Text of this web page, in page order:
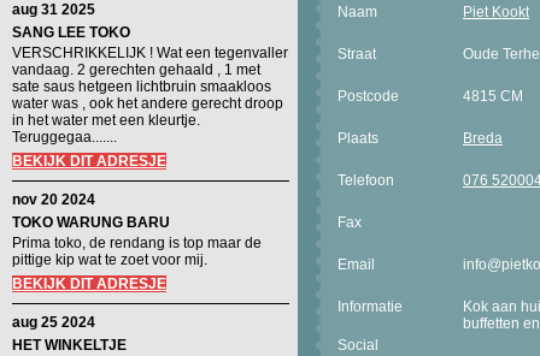
aug 31 2025
SANG LEE TOKO
VERSCHRIKKELIJK ! Wat een tegenvaller
vandaag. 2 gerechten gehaald , 1 met
sate saus hetgeen lichtbruin smaakloos
water was , ook het andere gerecht droop
in het water met een kleurtje.
Teruggegaa.......
BEKIJK DIT ADRESJE
nov 20 2024
TOKO WARUNG BARU
Prima toko, de rendang is top maar de
pittige kip wat te zoet voor mij.
BEKIJK DIT ADRESJE
aug 25 2024
HET WINKELTJE
Naam Piet Kookt
Straat Oude
Postcode 4815 CM
Plaats Breda
Telefoon 076
Fax
Email
Informatie
Kok aan
buffetten
Social